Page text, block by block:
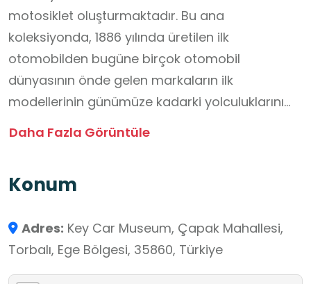
motosiklet oluşturmaktadır. Bu ana
koleksiyonda, 1886 yılında üretilen ilk
otomobilden bugüne birçok otomobil
dünyasının önde gelen markaların ilk
modellerinin günümüze kadarki yolculuklarını
görmek mümkün. Bunların dışında sayısı iki bini
otomobil temalı eşarplar ve 1900’lü yılların
ekipmanlar ile oluşturulmuş benzin istasyonu
Key Museum’da bulunmaktadır. Müze, otomobil
tutkunlarını ve dünya tarihini otomobil dünyası
Daha Fazla Görüntüle
Konum
Adres: Key Car Museum, Çapak Mahallesi,
Torbalı, Ege Bölgesi, 35860, Türkiye